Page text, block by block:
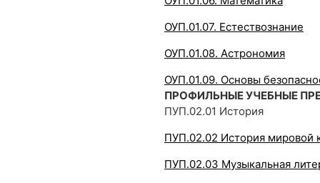
ОУП.01.07. Естествознание
ОУП.01.08. Астрономия
ОУП.01.09. Основы
ПРОФИЛЬНЫЕ УЧЕБНЫЕ
ПУП.02.01 История
ПУП.02.02 История мировой
ПУП.02.03 Музыкальная